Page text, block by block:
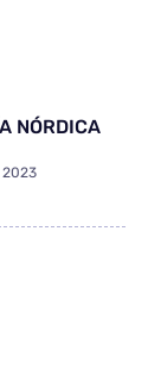
NÓRDICA
2023